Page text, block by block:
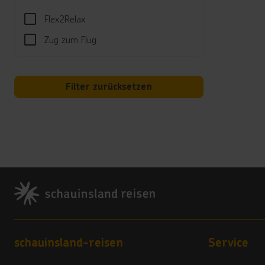
Flex2Relax
Zug zum Flug
Filter zurücksetzen
Footer
Footer navigation
schauinsland-reisen Service